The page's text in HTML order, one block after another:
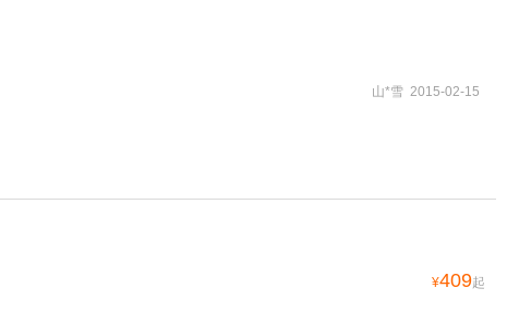
山*雪 2015-02-15
¥409起